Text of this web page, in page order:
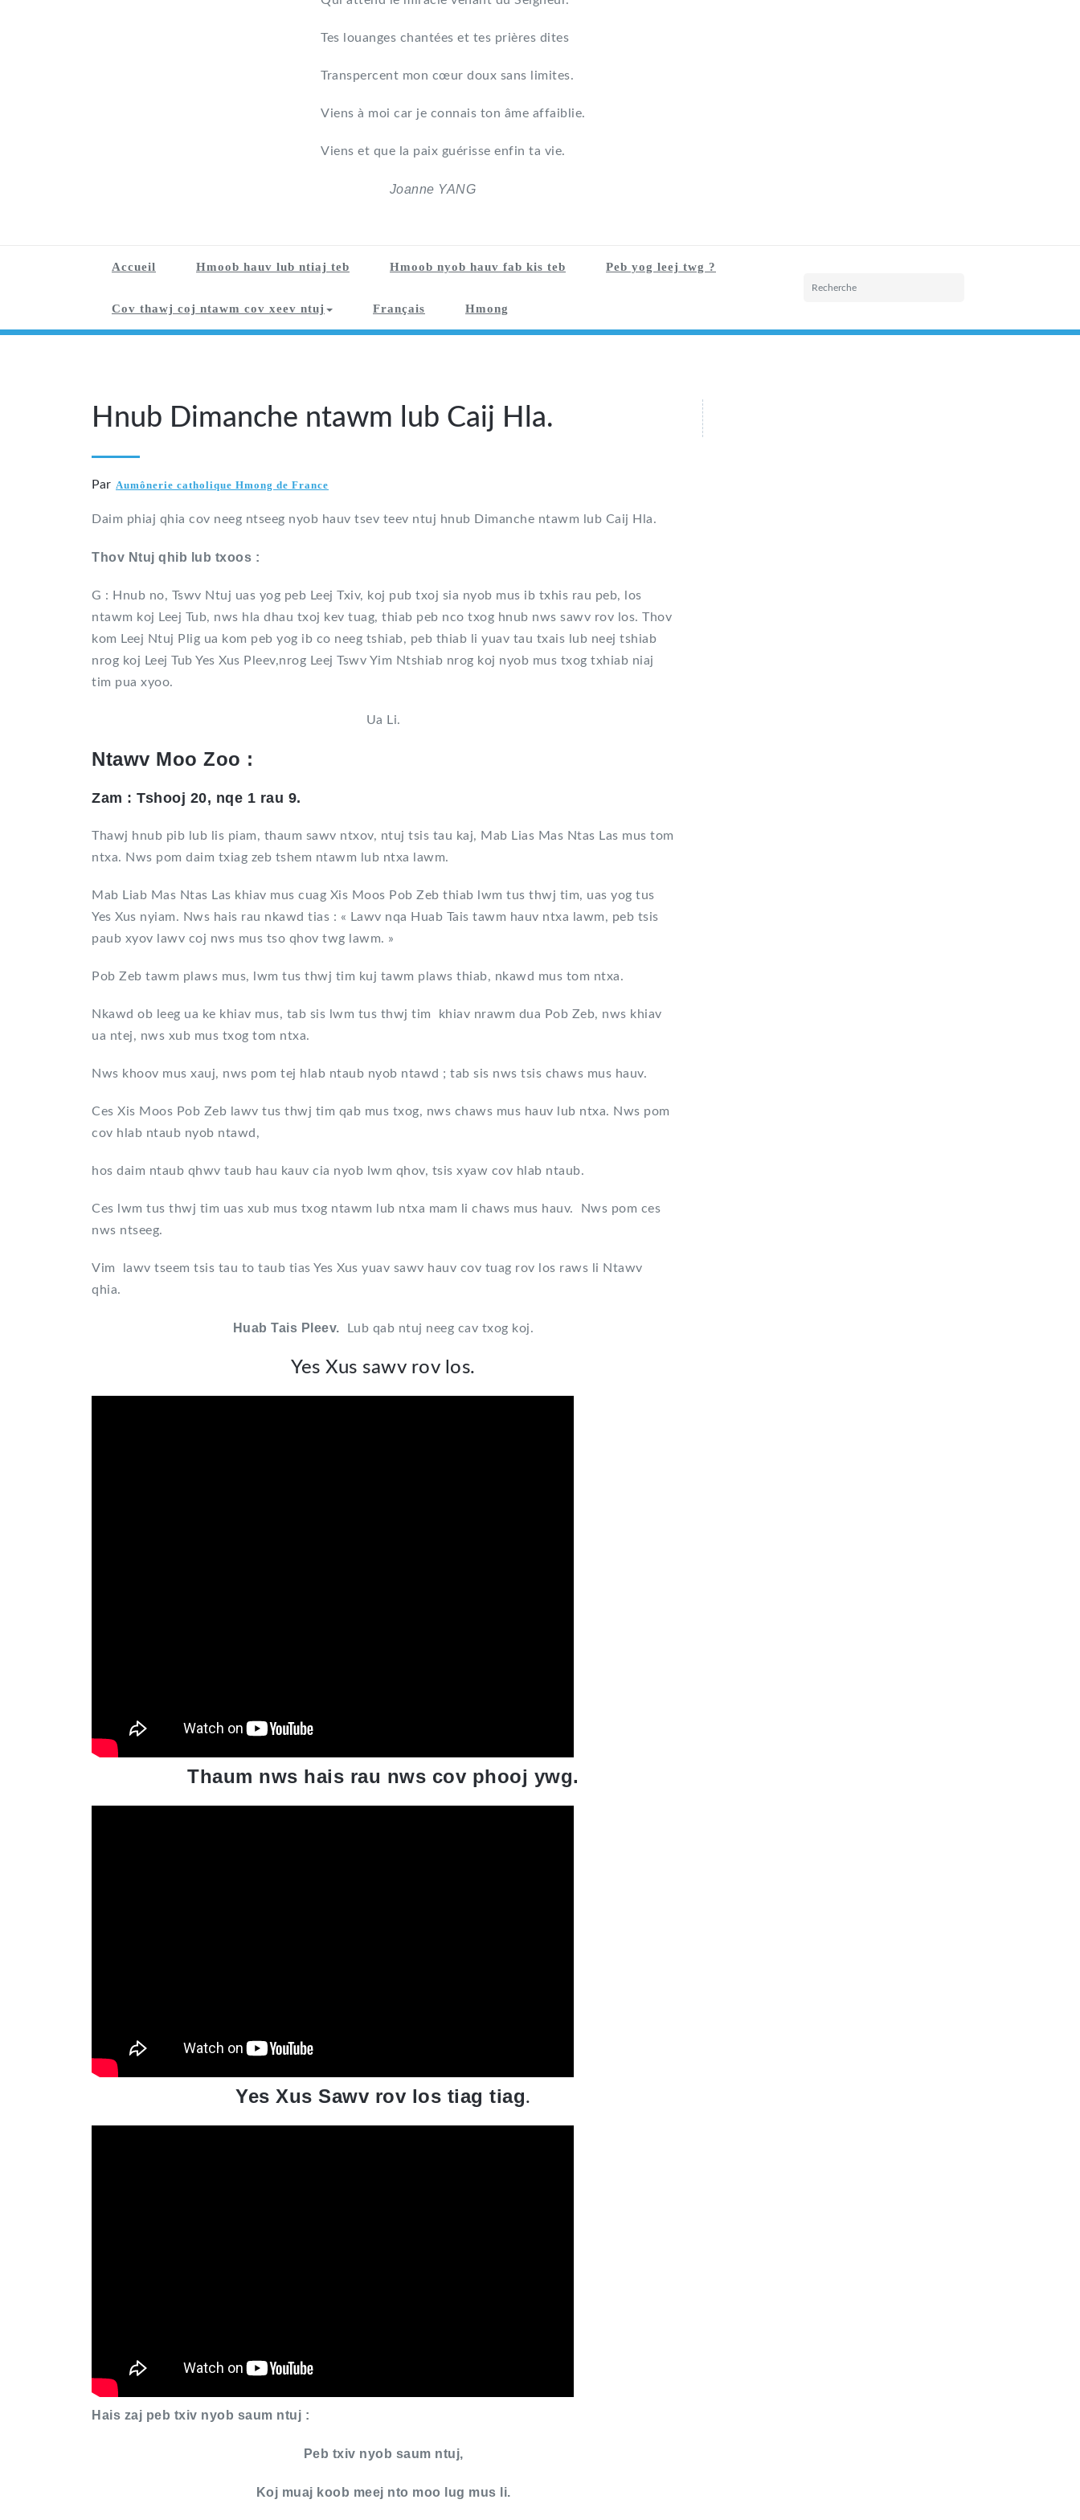
Tes louanges chantées et tes prières dites
Transpercent mon cœur doux sans limites.
Viens à moi car je connais ton âme affaiblie.
Viens et que la paix guérisse enfin ta vie.
Joanne YANG
Accueil Hmoob hauv lub ntiaj teb Hmoob nyob hauv fab kis teb Peb yog leej twg ?
Cov thawj coj ntawm cov xeev ntuj Français Hmong
Hnub Dimanche ntawm lub Caij Hla.
Par Aumônerie catholique Hmong de France
Daim phiaj qhia cov neeg ntseeg nyob hauv tsev teev ntuj hnub Dimanche ntawm lub Caij Hla.
Thov Ntuj qhib lub txoos :
G : Hnub no, Tswv Ntuj uas yog peb Leej Txiv, koj pub txoj sia nyob mus ib txhis rau peb, los
ntawm koj Leej Tub, nws hla dhau txoj kev tuag, thiab peb nco txog hnub nws sawv rov los. Thov
kom Leej Ntuj Plig ua kom peb yog ib co neeg tshiab, peb thiab li yuav tau txais lub neej tshiab
nrog koj Leej Tub Yes Xus Pleev,nrog Leej Tswv Yim Ntshiab nrog koj nyob mus txog txhiab niaj
tim pua xyoo.
Ua Li.
Ntawv Moo Zoo :
Zam : Tshooj 20, nqe 1 rau 9.
Thawj hnub pib lub lis piam, thaum sawv ntxov, ntuj tsis tau kaj, Mab Lias Mas Ntas Las mus tom
ntxa. Nws pom daim txiag zeb tshem ntawm lub ntxa lawm.
Mab Liab Mas Ntas Las khiav mus cuag Xis Moos Pob Zeb thiab lwm tus thwj tim, uas yog tus
Yes Xus nyiam. Nws hais rau nkawd tias : « Lawv nqa Huab Tais tawm hauv ntxa lawm, peb tsis
paub xyov lawv coj nws mus tso qhov twg lawm. »
Pob Zeb tawm plaws mus, lwm tus thwj tim kuj tawm plaws thiab, nkawd mus tom ntxa.
Nkawd ob leeg ua ke khiav mus, tab sis lwm tus thwj tim khiav nrawm dua Pob Zeb, nws khiav
ua ntej, nws xub mus txog tom ntxa.
Nws khoov mus xauj, nws pom tej hlab ntaub nyob ntawd ; tab sis nws tsis chaws mus hauv.
Ces Xis Moos Pob Zeb lawv tus thwj tim qab mus txog, nws chaws mus hauv lub ntxa. Nws pom
cov hlab ntaub nyob ntawd,
hos daim ntaub qhwv taub hau kauv cia nyob lwm qhov, tsis xyaw cov hlab ntaub.
Ces lwm tus thwj tim uas xub mus txog ntawm lub ntxa mam li chaws mus hauv. Nws pom ces
nws ntseeg.
Vim lawv tseem tsis tau to taub tias Yes Xus yuav sawv hauv cov tuag rov los raws li Ntawv
qhia.
Huab Tais Pleev. Lub qab ntuj neeg cav txog koj.
Yes Xus sawv rov los.
Thaum nws hais rau nws cov phooj ywg.
Yes Xus Sawv rov los tiag tiag.
Hais zaj peb txiv nyob saum ntuj :
Peb txiv nyob saum ntuj,
Koj muaj koob meej nto moo lug mus li.